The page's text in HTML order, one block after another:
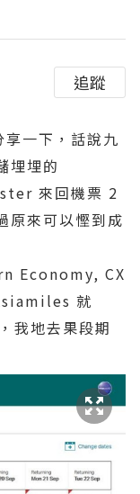
追蹤
一下，話說九
埋埋的
來回機票 2
原來可以慳到成
Economy, CX
就
我地去果段期